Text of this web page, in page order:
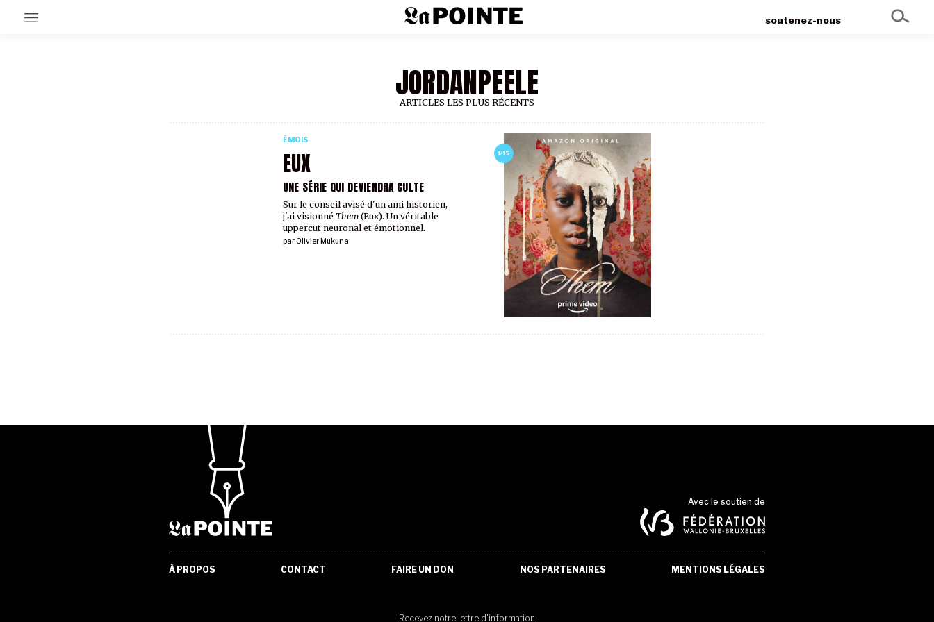
soutenez-nous
JORDANPEELE
ARTICLES LES PLUS RÉCENTS
1/15
EUX
UNE SÉRIE QUI DEVIENDRA CULTE
ÉMOIS
parOlivier Mukuna
Sur le conseil avisé d'un ami historien,
j'ai visionné Them(Eux). Un véritable
uppercut neuronal et émotionnel.
Avec le soutien de
À PROPOS CONTACT FAIRE UN DON NOS PARTENAIRES MENTIONS LÉGALES
Recevez notre lettre d'information